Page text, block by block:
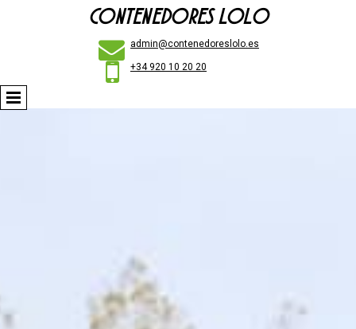
CONTENEDORES LOLO
 +34 920 10 20 20
 admin@contenedoreslolo.es